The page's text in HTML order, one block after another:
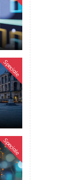
Speciale
Speciale